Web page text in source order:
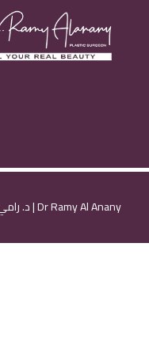
Dr Ramy Al Anany | د. رامي العناني جراح تجميل